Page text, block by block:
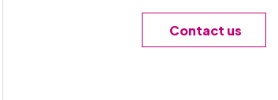
Contact us